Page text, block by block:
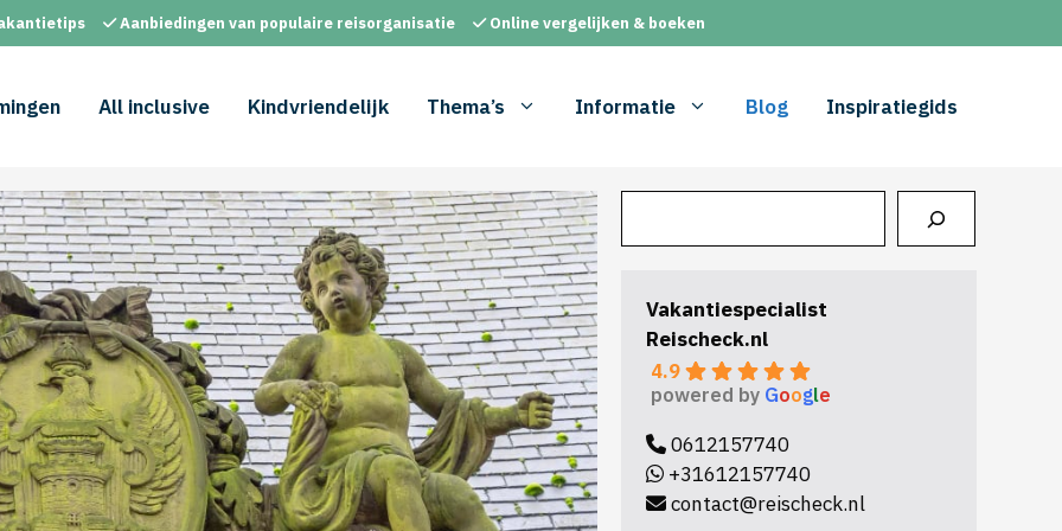
Aanbiedingen van populaire reisorganisatie Online vergelijken & boeken
All inclusive Kindvriendelijk Thema’s Informatie Blog Inspiratiegids
Vakantiespecialist
Reischeck.nl
4.9
powered by Google
0612157740
+31612157740
contact@reischeck.nl